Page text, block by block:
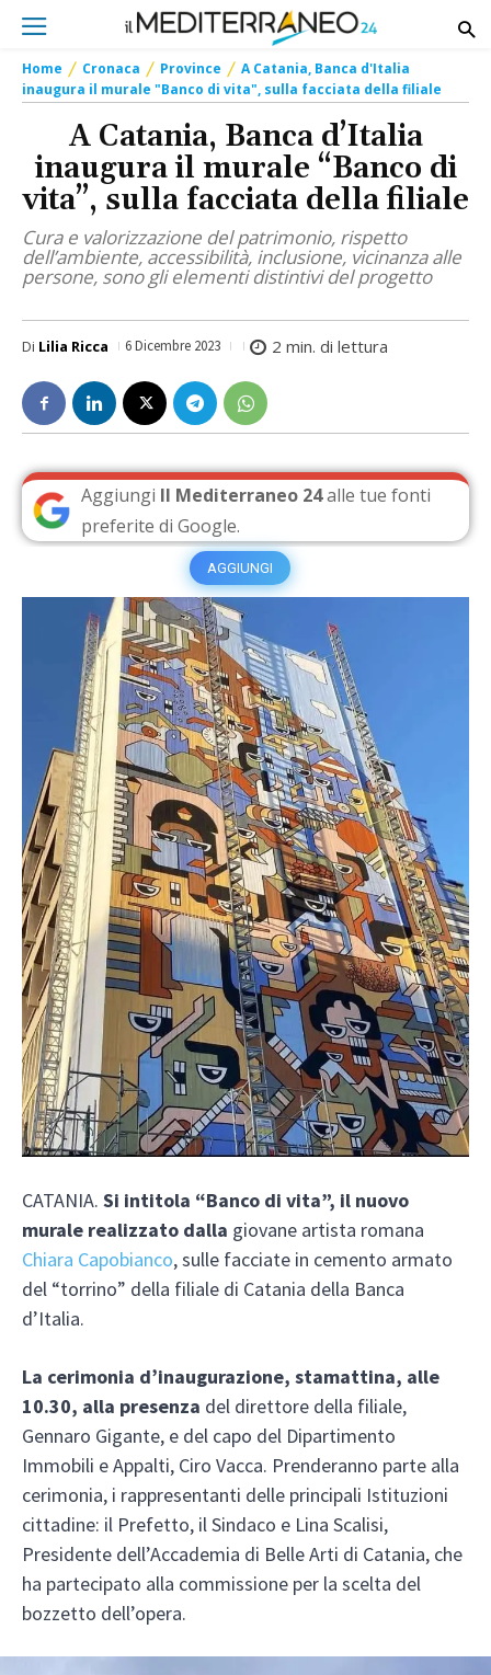
Home Cronaca Province
A Catania, Banca d'Italia
inaugura il murale "Banco di vita", sulla facciata della filiale
A Catania, Banca d’Italia
inaugura il murale “Banco di
vita”, sulla facciata della filiale
Cura e valorizzazione del patrimonio, rispetto
dell’ambiente, accessibilità, inclusione, vicinanza alle
persone, sono gli elementi distintivi del progetto
Di Lilia Ricca 6 Dicembre 2023 2 min. di lettura
Aggiungi Il Mediterraneo 24alle tue fonti
preferite di Google.
AGGIUNGI
CATANIA. Si intitola “Banco di vita”, il nuovo
murale realizzato dalla giovane artista romana
Chiara Capobianco, sulle facciate in cemento armato
del “torrino” della filiale di Catania della Banca
d’Italia.
La cerimonia d’inaugurazione, stamattina, alle
10.30, alla presenza del direttore della filiale,
Gennaro Gigante, e del capo del Dipartimento
Immobili e Appalti, Ciro Vacca. Prenderanno parte alla
cerimonia, i rappresentanti delle principali Istituzioni
cittadine: il Prefetto, il Sindaco e Lina Scalisi,
Presidente dell’Accademia di Belle Arti di Catania, che
ha partecipato alla commissione per la scelta del
bozzetto dell’opera.